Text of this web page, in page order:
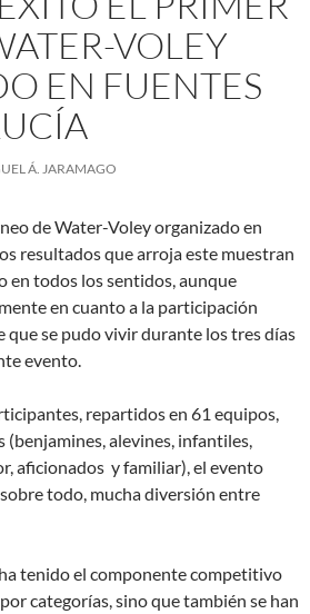
VOLEY
EN FUENTES
Á. JARAMAGO
de Water-Voley organizado en
resultados que arroja este muestran
en todos los sentidos, aunque
en cuanto a la participación
que se pudo vivir durante los tres días
evento.
repartidos en 61 equipos,
(benjamines, alevines, infantiles,
aficionados y familiar), el evento
todo, mucha diversión entre
tenido el componente competitivo
categorías, sino que también se han